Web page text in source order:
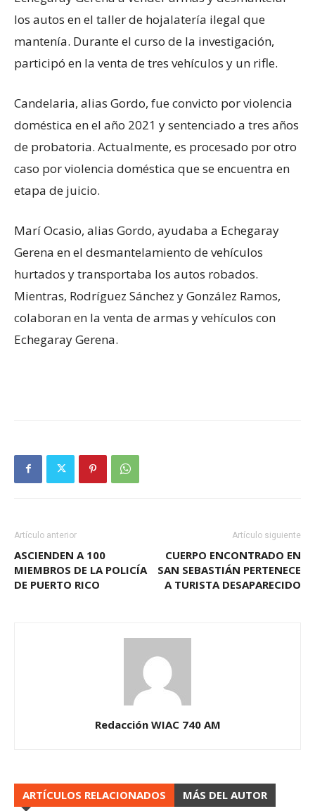
los autos en el taller de hojalatería ilegal que
mantenía. Durante el curso de la investigación,
participó en la venta de tres vehículos y un rifle.
Candelaria, alias Gordo, fue convicto por violencia
doméstica en el año 2021 y sentenciado a tres años
de probatoria. Actualmente, es procesado por otro
caso por violencia doméstica que se encuentra en
etapa de juicio.
Marí Ocasio, alias Gordo, ayudaba a Echegaray
Gerena en el desmantelamiento de vehículos
hurtados y transportaba los autos robados.
Mientras, Rodríguez Sánchez y González Ramos,
colaboran en la venta de armas y vehículos con
Echegaray Gerena.
Artículo anterior
ASCIENDEN A 100
MIEMBROS DE LA POLICÍA
DE PUERTO RICO
Artículo siguiente
CUERPO ENCONTRADO EN
SAN SEBASTIÁN PERTENECE
A TURISTA DESAPARECIDO
Redacción WIAC 740 AM
ARTÍCULOS RELACIONADOS MÁS DEL AUTOR